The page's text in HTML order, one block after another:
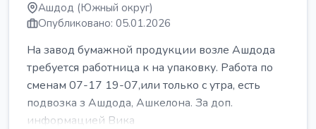
Ашдод (Южный округ)
Опубликовано: 05.01.2026
На завод бумажной продукции возле Ашдода
требуется работница к на упаковку. Работа по
сменам 07-17 19-07,или только с утра, есть
подвозка з Ашдода, Ашкелона. За доп.
информацией Вика